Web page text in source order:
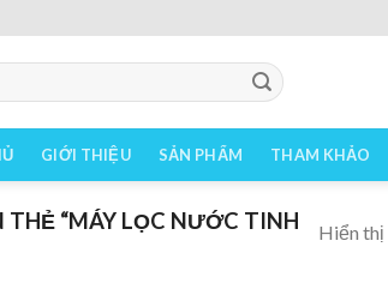
GIỚI THIỆU SẢN PHẨM THAM KHẢO
“MÁY LỌC NƯỚC TINH
Hiển thị